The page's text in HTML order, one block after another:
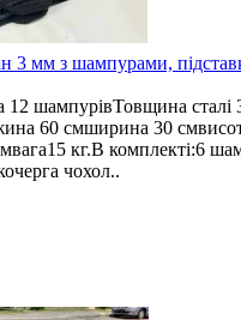
3 мм з шампурами,
шампурівТовщина сталі
60 смширина 30
кг.В комплекті:6
чохол..